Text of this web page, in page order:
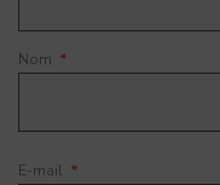
Nom *
E-mail *